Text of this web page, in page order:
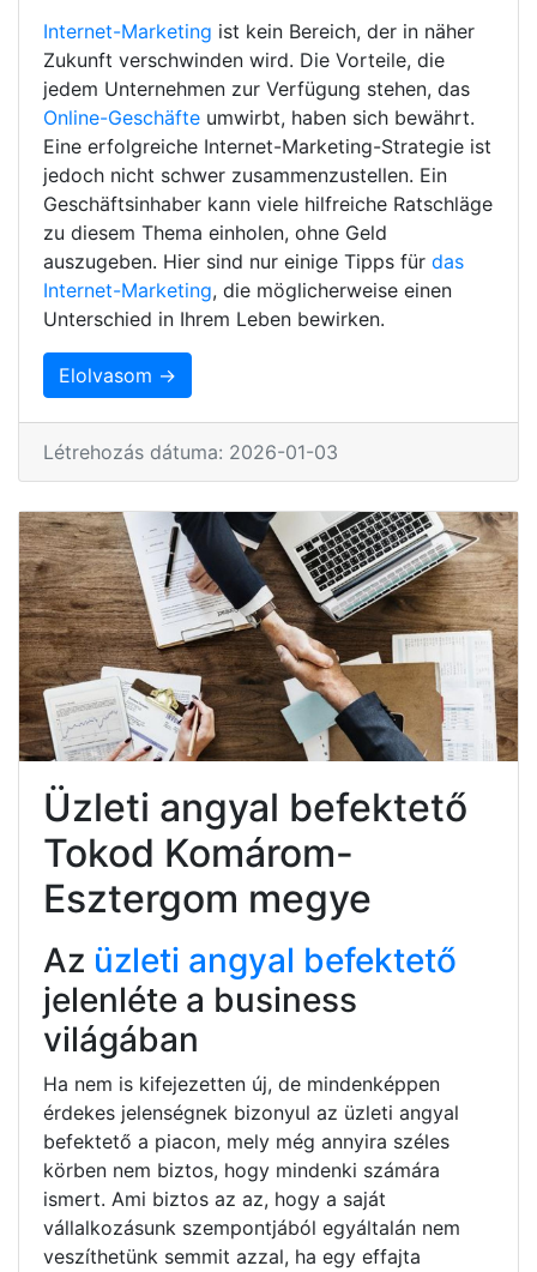
Internet-Marketing ist kein Bereich, der in näher
Zukunft verschwinden wird. Die Vorteile, die
jedem Unternehmen zur Verfügung stehen, das
Online-Geschäfte umwirbt, haben sich bewährt.
Eine erfolgreiche Internet-Marketing-Strategie ist
jedoch nicht schwer zusammenzustellen. Ein
Geschäftsinhaber kann viele hilfreiche Ratschläge
zu diesem Thema einholen, ohne Geld
auszugeben. Hier sind nur einige Tipps für das
Internet-Marketing, die möglicherweise einen
Unterschied in Ihrem Leben bewirken.
Elolvasom →
Létrehozás dátuma: 2026-01-03
Üzleti angyal befektető
Tokod Komárom-
Esztergom megye
Az üzleti angyal befektető
jelenléte a business
világában
Ha nem is kifejezetten új, de mindenképpen
érdekes jelenségnek bizonyul az üzleti angyal
befektető a piacon, mely még annyira széles
körben nem biztos, hogy mindenki számára
ismert. Ami biztos az az, hogy a saját
vállalkozásunk szempontjából egyáltalán nem
veszíthetünk semmit azzal, ha egy effajta